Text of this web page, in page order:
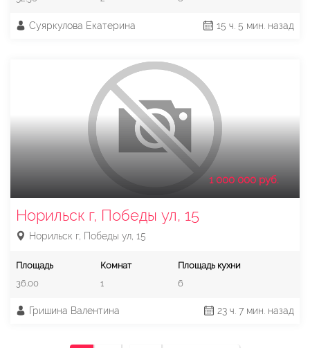
Суяркулова Екатерина 15 ч. 5 мин. назад
1 000 000 руб.
Норильск г, Победы ул, 15
Норильск г, Победы ул, 15
Площадь
36.00
Комнат
1
Площадь кухни
6
Гришина Валентина 23 ч. 7 мин. назад